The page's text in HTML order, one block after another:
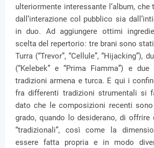
ulteriormente interessante l’album, che
dall’interazione col pubblico sia
in duo. Ad aggiungere ottimi
scelta del repertorio: tre brani sono
Turra (“Trevor”, “Cellule”, “Hijacking”),
(“Kelebek” e “Prima Fiamma”) e
tradizioni armena e turca. E qui i
fra differenti tradizioni strumentali si
dato che le composizioni recenti
grado, quando lo desiderano, di
“tradizionali”, così come la
essere fatta propria e in modo